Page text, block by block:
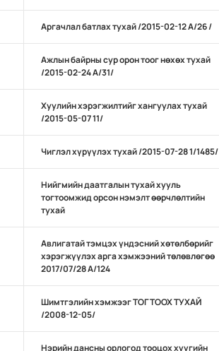
Аргачлал батлах тухай /2015-02-12 А/26 /
Ажлын байрны сур орон тоог нөхөх тухай
/2015-02-24 А/31/
Хуулийн хэрэгжилтийг хангуулах тухай
/2015-05-07 11/
Чиглэл хүрүүлэх тухай /2015-07-28 1/1485/
Нийгмийн даатгалын тухай хууль
тогтоомжид орсон нэмэлт өөрчлөлтийн
тухай
Авлигатай тэмцэх үндэсний хөтөлбөрийг
хэрэгжүүлэх арга хэмжээний төлөвлөгөө
2017/07/28 А/124
Шимтгэлийн хэмжээг ТОГТООХ ТУХАЙ
/2008-12-05/
Нэрийн дансны орлогод тооцох хүүгийн